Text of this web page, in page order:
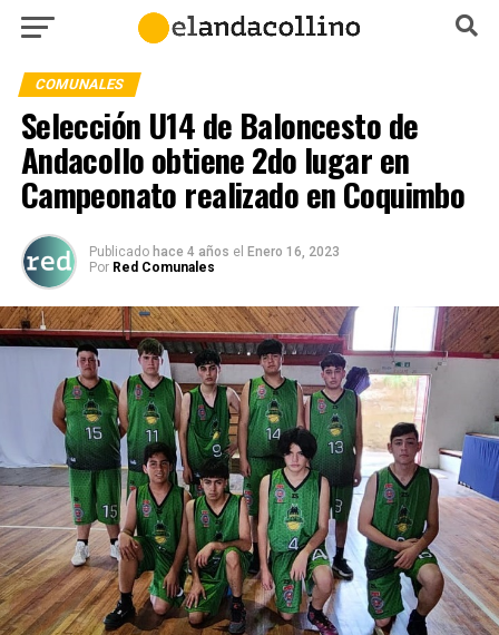
COMUNALES
Selección U14 de Baloncesto de
Andacollo obtiene 2do lugar en
Campeonato realizado en Coquimbo
Publicado hace 4 años el Enero 16, 2023
Por Red Comunales